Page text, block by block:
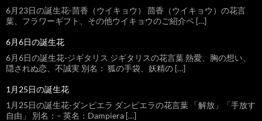
6月23日の誕生花-茴香（ウイキョウ） 茴香（ウイキョウ）の花言
葉、フラワーギフト、その他ウイキョウのご紹介ペ […]
6月6日の誕生花
6月6日の誕生花-ジギタリス ジギタリスの花言葉 熱愛、胸の想い、
隠されぬ恋、不誠実 別名： 狐の手袋、妖精の […]
1月25日の誕生花
1月25日の誕生花-ダンピエラ ダンピエラの花言葉 「解放」「手放す
自由」 別名：– 英名：Dampiera […]